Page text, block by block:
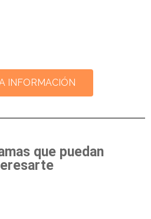
INFORMACIÓN
que puedan